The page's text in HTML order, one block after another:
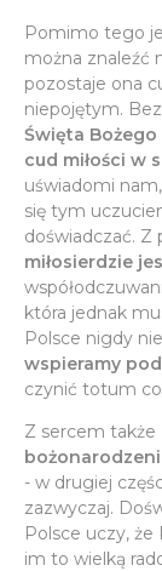
Pomimo tego
można znaleźć
pozostaje ona
niepojętym.
Święta
cud miłości w
uświadomi
się tym
doświadczać. Z
miłosierdzie
która jednak
Polsce nigdy
wspieramy
czynić totum
Z sercem także
- w drugiej
zazwyczaj.
Polsce uczy, że
im to wielką